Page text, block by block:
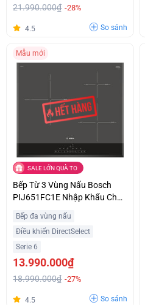
21.990.000₫ -28%
4.5 So sánh
Mẫu mới
SALE LỚN QUÀ TO
Bếp Từ 3 Vùng Nấu Bosch
PIJ651FC1E Nhập Khẩu Châu
Bếp đa vùng nấu
Điều khiển DirectSelect
Serie 6
13.990.000₫
18.990.000₫ -27%
4.5 So sánh